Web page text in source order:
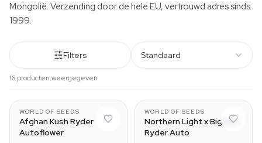
Mongolië. Verzending door de hele EU, vertrouwd adres sinds
1999.
Filters Standaard
16 producten weergegeven
WORLD OF SEEDS
Afghan Kush Ryder
Autoflower
WORLD OF SEEDS
Northern Light x Big Bud
Ryder Auto